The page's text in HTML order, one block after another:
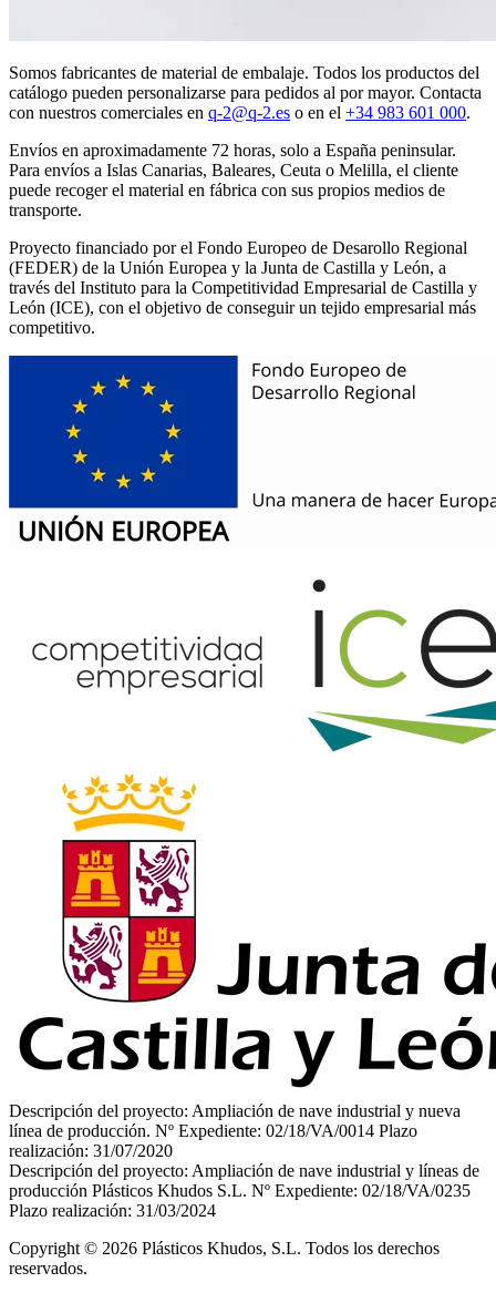
Somos fabricantes de material de embalaje. Todos los productos del
catálogo pueden personalizarse para pedidos al por mayor. Contacta
con nuestros comerciales en q-2@q-2.es o en el +34 983 601 000.
Envíos en aproximadamente 72 horas, solo a España peninsular.
Para envíos a Islas Canarias, Baleares, Ceuta o Melilla, el cliente
puede recoger el material en fábrica con sus propios medios de
transporte.
Proyecto financiado por el Fondo Europeo de Desarollo Regional
(FEDER) de la Unión Europea y la Junta de Castilla y León, a
través del Instituto para la Competitividad Empresarial de Castilla y
León (ICE), con el objetivo de conseguir un tejido empresarial más
competitivo.
Descripción del proyecto: Ampliación de nave industrial y nueva
línea de producción. Nº Expediente: 02/18/VA/0014 Plazo
realización: 31/07/2020
Descripción del proyecto: Ampliación de nave industrial y líneas de
producción Plásticos Khudos S.L. Nº Expediente: 02/18/VA/0235
Plazo realización: 31/03/2024
Copyright © 2026 Plásticos Khudos, S.L. Todos los derechos
reservados.